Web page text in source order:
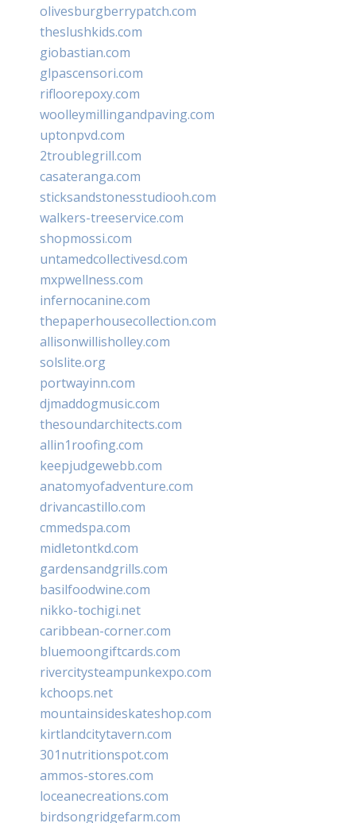
olivesburgberrypatch.com
theslushkids.com
giobastian.com
glpascensori.com
rifloorepoxy.com
woolleymillingandpaving.com
uptonpvd.com
2troublegrill.com
casateranga.com
sticksandstonesstudiooh.com
walkers-treeservice.com
shopmossi.com
untamedcollectivesd.com
mxpwellness.com
infernocanine.com
thepaperhousecollection.com
allisonwillisholley.com
solslite.org
portwayinn.com
djmaddogmusic.com
thesoundarchitects.com
allin1roofing.com
keepjudgewebb.com
anatomyofadventure.com
drivancastillo.com
cmmedspa.com
midletontkd.com
gardensandgrills.com
basilfoodwine.com
nikko-tochigi.net
caribbean-corner.com
bluemoongiftcards.com
rivercitysteampunkexpo.com
kchoops.net
mountainsideskateshop.com
kirtlandcitytavern.com
301nutritionspot.com
ammos-stores.com
loceanecreations.com
birdsongridgefarm.com